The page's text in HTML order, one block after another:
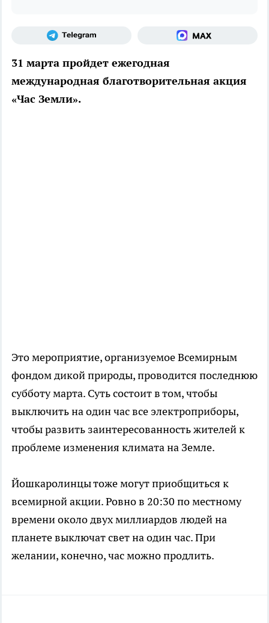
31 марта пройдет ежегодная
международная благотворительная акция
«Час Земли».
Это мероприятие, организуемое Всемирным
фондом дикой природы, проводится последнюю
субботу марта. Суть состоит в том, чтобы
выключить на один час все электроприборы,
чтобы развить заинтересованность жителей к
проблеме изменения климата на Земле.
Йошкаролинцы тоже могут приобщиться к
всемирной акции. Ровно в 20:30 по местному
времени около двух миллиардов людей на
планете выключат свет на один час. При
желании, конечно, час можно продлить.